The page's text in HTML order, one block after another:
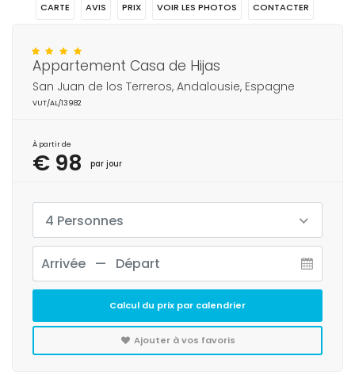
CARTE AVIS PRIX VOIR LES PHOTOS CONTACTER
Appartement Casa de Hijas
San Juan de los Terreros, Andalousie, Espagne
VUT/AL/13982
À partir de
€ 98 par jour
4 Personnes
Calcul du prix par calendrier
Ajouter à vos favoris